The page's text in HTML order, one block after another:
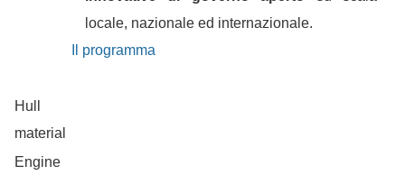
locale, nazionale ed internazionale.
Il programma
Hull
material
Engine